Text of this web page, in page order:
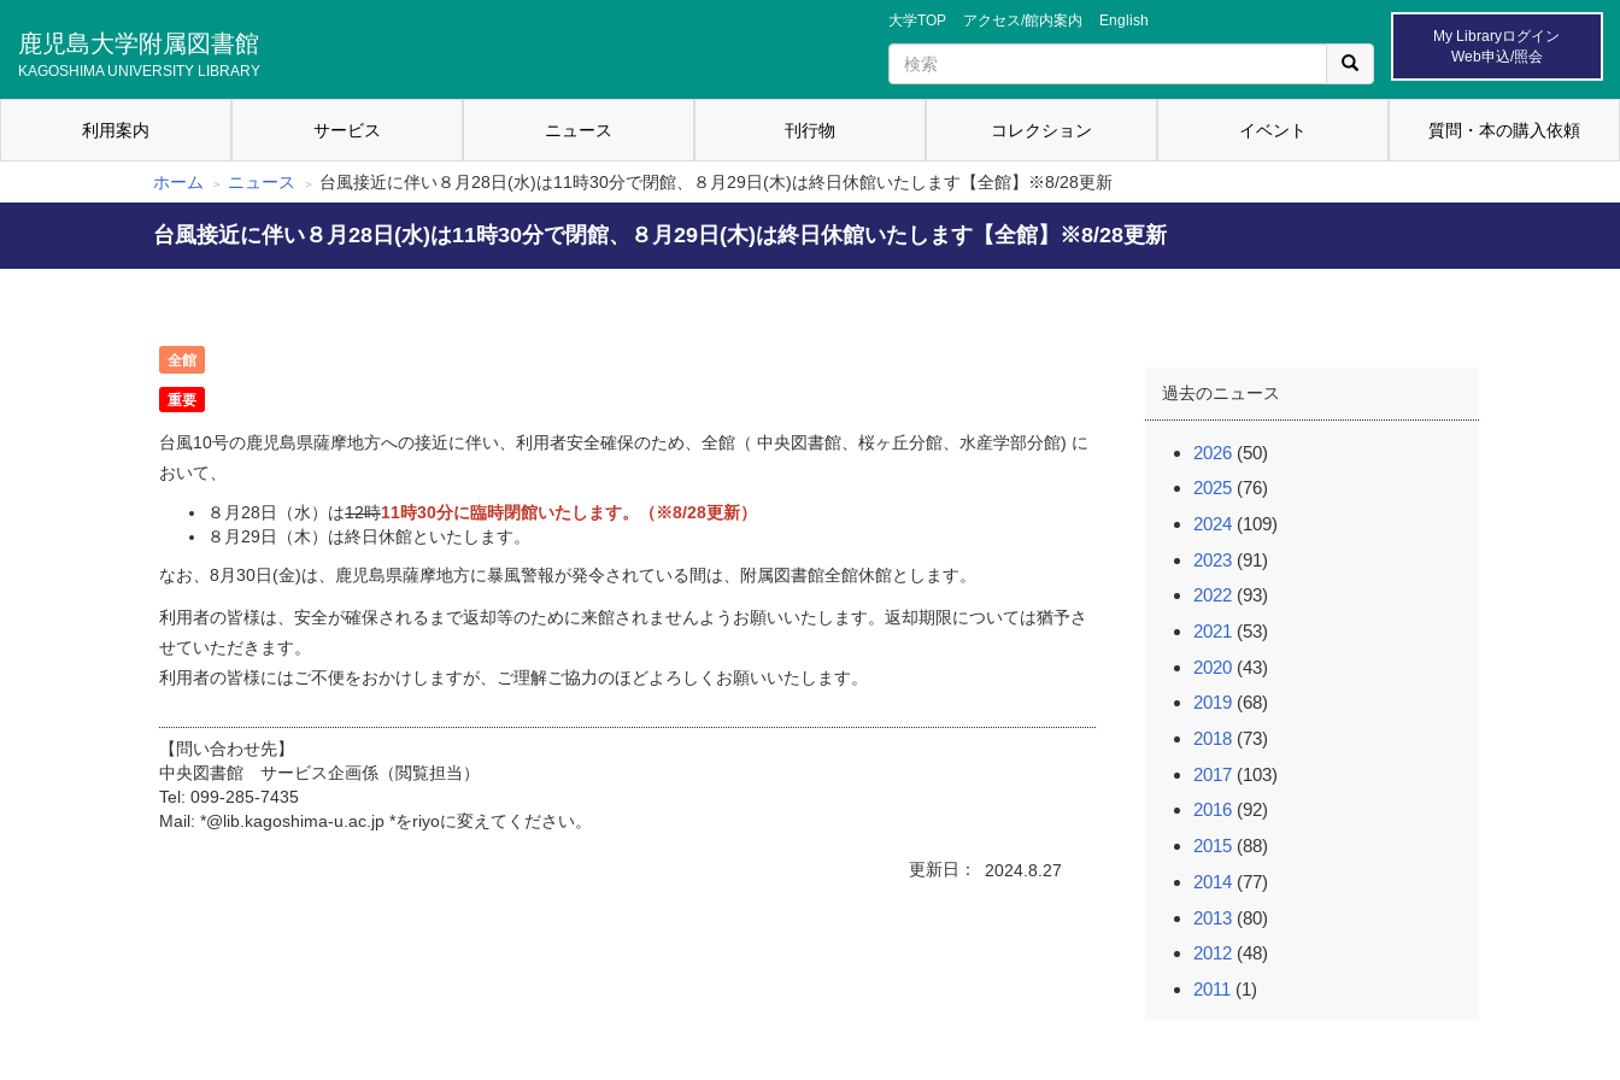
ン
に
鹿児島大学附属図書館
KAGOSHIMA UNIVERSITY LIBRARY
大学TOP アクセス/館内案内
English
My Libraryログイン
Web申込/照会
ナ
利用案内 サービス ニュース 刊行物 コレクション イベント 質問・本の購入依頼
パ
ホーム ニュース 台風接近に伴い８月28日(水)は11時30分で閉館、８月29日(木)は終日休館いたします【全館】※8/28更新
台風接近に伴い８月28日(水)は11時30分で閉館、８月29日(木)は終日休館いたします【全館】※8/28更新
全館
重要
台風10号の鹿児島県薩摩地方への接近に伴い、利用者安全確保のため、全館（ 中央図書館、桜ヶ丘分館、水産学部分館) に
おいて、
８月28日（水）は12時11時30分に臨時閉館いたします。（※8/28更新）
８月29日（木）は終日休館といたします。
なお、8月30日(金)は、鹿児島県薩摩地方に暴風警報が発令されている間は、附属図書館全館休館とします。
利用者の皆様は、安全が確保されるまで返却等のために来館されませんようお願いいたします。返却期限については猶予さ
せていただきます。
利用者の皆様にはご不便をおかけしますが、ご理解ご協力のほどよろしくお願いいたします。
【問い合わせ先】
中央図書館 サービス企画係（閲覧担当）
Tel: 099-285-7435
Mail: *@lib.kagoshima-u.ac.jp *をriyoに変えてください。
更新日 2024.8.27
過去のニュース
2026(50)
2025(76)
2024(109)
2023(91)
2022(93)
2021 (53)
2020(43)
2019(68)
2018(73)
2017(103)
2016(92)
2015(88)
2014(77)
2013(80)
2012(48)
2011 (1)